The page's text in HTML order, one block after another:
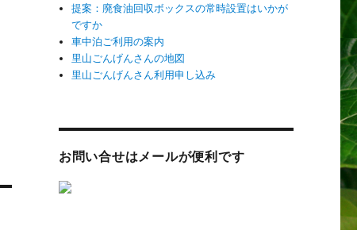
提案：廃食油回収ボックスの常時設置はいかが
ですか
車中泊ご利用の案内
里山ごんげんさんの地図
里山ごんげんさん利用申し込み
お問い合せはメールが便利です